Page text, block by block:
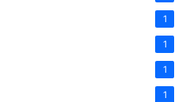
1
1
1
1